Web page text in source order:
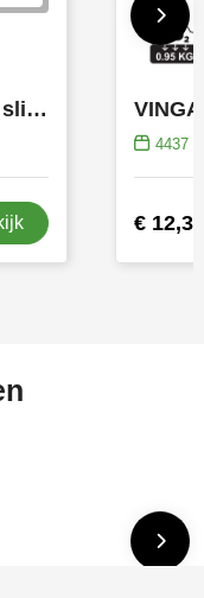
VINGA Moulton RCS RPET slippers L/XL
4437
€ 12,31